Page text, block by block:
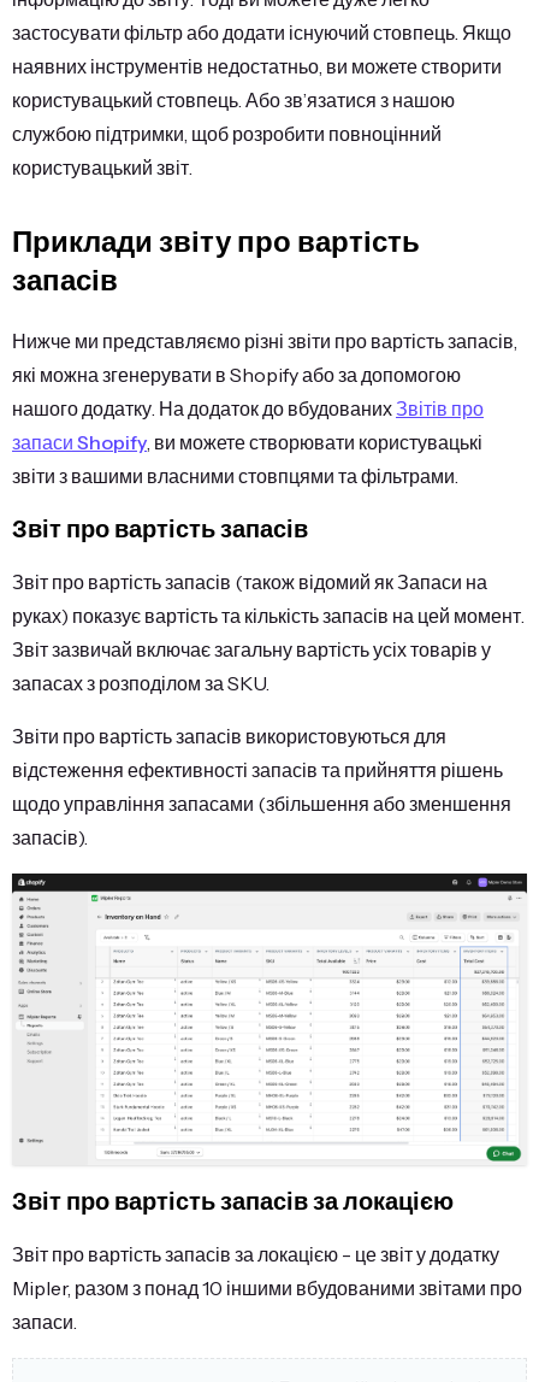
застосувати фільтр або додати існуючий стовпець. Якщо
наявних інструментів недостатньо, ви можете створити
користувацький стовпець. Або зв’язатися з нашою
службою підтримки, щоб розробити повноцінний
користувацький звіт.
Приклади звіту про вартість
запасів
Нижче ми представляємо різні звіти про вартість запасів,
які можна згенерувати в Shopify або за допомогою
нашого додатку. На додаток до вбудованихЗвітів про
запаси Shopify, ви можете створювати користувацькі
звіти з вашими власними стовпцями та фільтрами.
Звіт про вартість запасів
Звіт про вартість запасів (також відомий як Запаси на
руках) показує вартість та кількість запасів на цей момент.
Звіт зазвичай включає загальну вартість усіх товарів у
запасах з розподілом за SKU.
Звіти про вартість запасів використовуються для
відстеження ефективності запасів та прийняття рішень
щодо управління запасами (збільшення або зменшення
запасів).
Звіт про вартість запасів за локацією
Звіт про вартість запасів за локацією - це звіт у додатку
Mipler, разом з понад 10 іншими вбудованими звітами про
запаси.